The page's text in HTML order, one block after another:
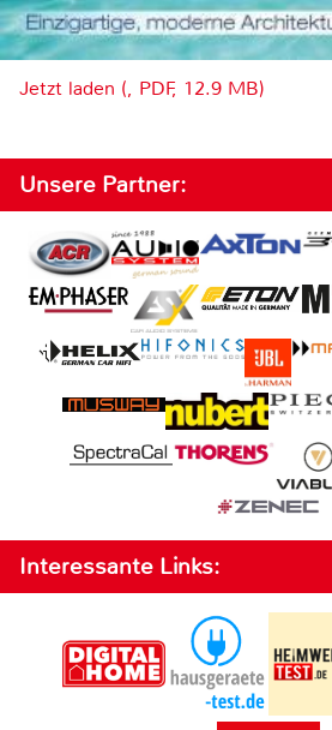
Jetzt laden (, PDF, 12.9 MB)
Unsere Partner:
Interessante Links: